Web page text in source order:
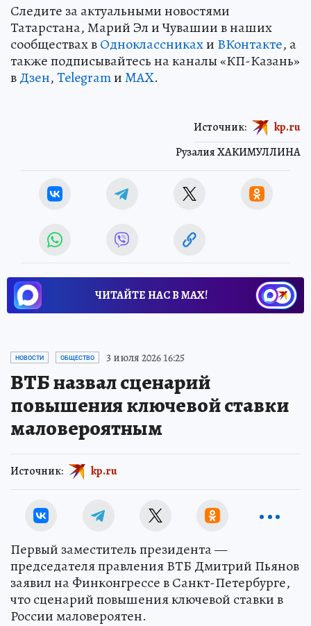
Следите за актуальными новостями
Татарстана, Марий Эл и Чувашии в наших
сообществах вОдноклассникахи ВКонтакте, а
также подписывайтесь на каналы «КП-Казань»
вДзен,TelegramиMAX.
Рузалия ХАКИМУЛЛИНА
Источник: kp.ru
ЧИТАЙТЕ НАС В МАХ!
НОВОСТИ ОБЩЕСТВО 3 июля 2026 16:25
ВТБ назвал сценарий
повышения ключевой ставки
маловероятным
Источник: kp.ru
Первый заместитель президента —
председателя правления ВТБ Дмитрий Пьянов
заявил на Финконгрессе в Санкт-Петербурге,
что сценарий повышения ключевой ставки в
России маловероятен.